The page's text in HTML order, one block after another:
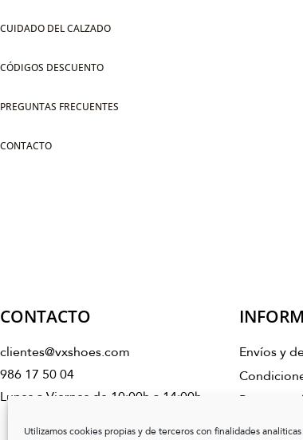
Utilizamos cookies propias y de terceros con finalidades
CUIDADO DEL CALZADO
CÓDIGOS DESCUENTO
PREGUNTAS FRECUENTES
CONTACTO
CONTACTO
clientes@vxshoes.com
986 17 50 04
Lunes a Viernes de 10:00h a 14:00h
Envíos y
Preguntas
Cuidado